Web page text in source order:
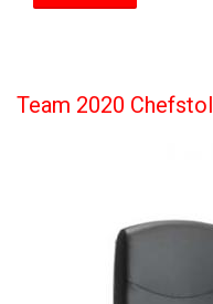
Team 2020 Chefstol